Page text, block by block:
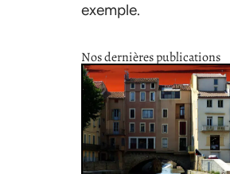
exemple.
Nos dernières publications